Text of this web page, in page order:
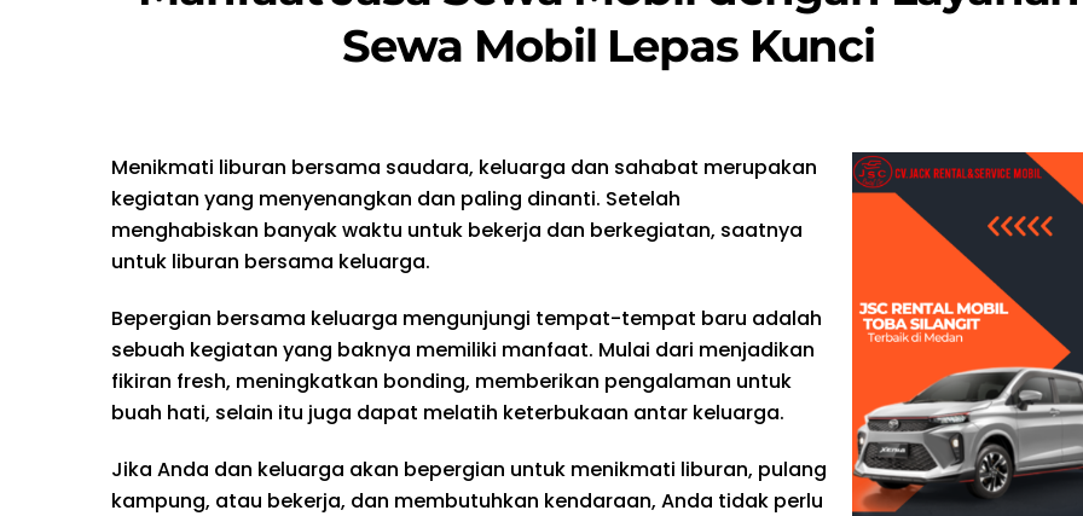
Sewa Mobil Lepas Kunci
Menikmati liburan bersama saudara, keluarga dan sahabat merupakan
kegiatan yang menyenangkan dan paling dinanti. Setelah
menghabiskan banyak waktu untuk bekerja dan berkegiatan, saatnya
untuk liburan bersama keluarga.
Bepergian bersama keluarga mengunjungi tempat-tempat baru adalah
sebuah kegiatan yang baknya memiliki manfaat. Mulai dari menjadikan
fikiran fresh, meningkatkan bonding, memberikan pengalaman untuk
buah hati, selain itu juga dapat melatih keterbukaan antar keluarga.
Jika Anda dan keluarga akan bepergian untuk menikmati liburan, pulang
kampung, atau bekerja, dan membutuhkan kendaraan, Anda tidak perlu